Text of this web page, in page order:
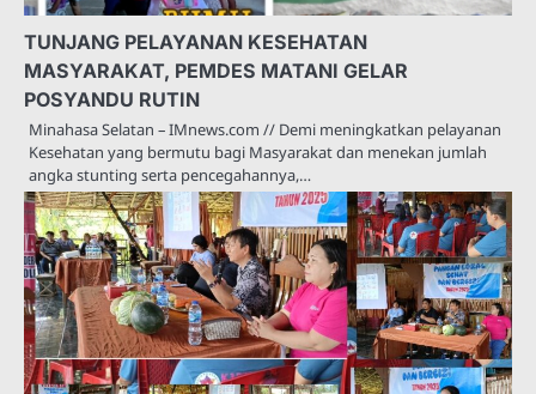
TUNJANG PELAYANAN KESEHATAN
MASYARAKAT, PEMDES MATANI GELAR
POSYANDU RUTIN
Minahasa Selatan – IMnews.com // Demi meningkatkan pelayanan
Kesehatan yang bermutu bagi Masyarakat dan menekan jumlah
angka stunting serta pencegahannya,…